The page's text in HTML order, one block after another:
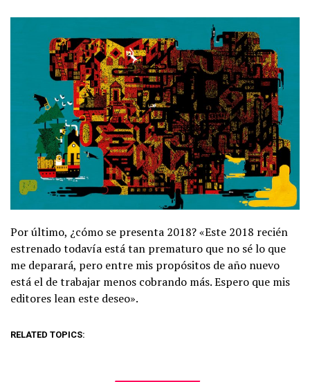
Por último, ¿cómo se presenta 2018? «Este 2018 recién
estrenado todavía está tan prematuro que no sé lo que
me deparará, pero entre mis propósitos de año nuevo
está el de trabajar menos cobrando más. Espero que mis
editores lean este deseo».
RELATED TOPICS: